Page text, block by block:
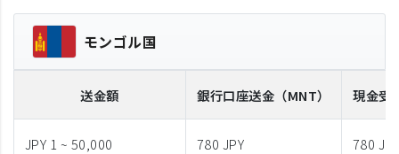
モンゴル国
送金額 銀行口座送金 （MNT） 現金受
JPY 1 ~ 50,000 780 JPY 780